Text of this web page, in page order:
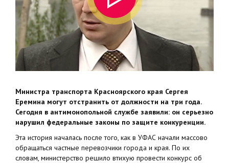
Министра транспорта Красноярского края Сергея
Еремина могут отстранить от должности на три года.
Сегодня в антимонопольной службе заявили: он серьезно
нарушил федеральные законы по защите конкуренции.
Эта история началась после того, как в УФАС начали массово
обращаться частные перевозчики города и края. По их
словам, министерство решило втихую провести конкурс об